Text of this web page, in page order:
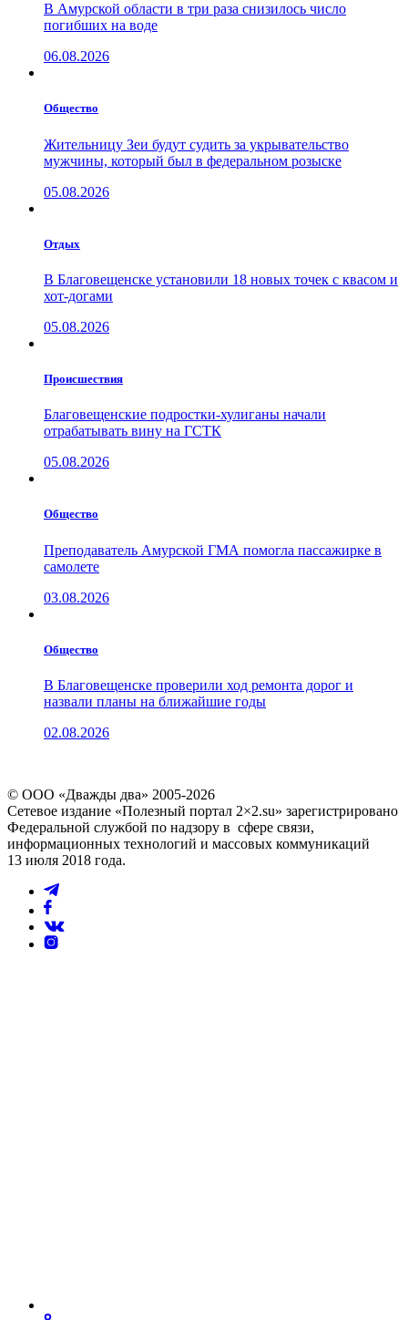
В Амурской области в три раза снизилось число
погибших на воде
06.08.2026
Общество
Жительницу Зеи будут судить за укрывательство
мужчины, который был в федеральном розыске
05.08.2026
Отдых
В Благовещенске установили 18 новых точек с квасом и
хот-догами
05.08.2026
Проиcшествия
Благовещенские подростки-хулиганы начали
отрабатывать вину на ГСТК
05.08.2026
Общество
Преподаватель Амурской ГМА помогла пассажирке в
самолете
03.08.2026
Общество
В Благовещенске проверили ход ремонта дорог и
назвали планы на ближайшие годы
02.08.2026
© ООО «Дважды два» 2005-2026
Сетевое издание «Полезный портал 2×2.su» зарегистрировано
Федеральной службой по надзору в сфере связи,
информационных технологий и массовых коммуникаций
13 июля 2018 года.